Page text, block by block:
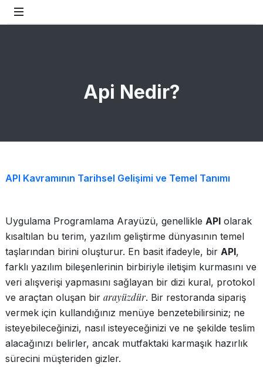
Api Nedir?
API Kavramının Tarihsel Gelişimi ve Temel Tanımı
Uygulama Programlama Arayüzü, genellikle API olarak
kısaltılan bu terim, yazılım geliştirme dünyasının temel
taşlarından birini oluşturur. En basit ifadeyle, bir API,
farklı yazılım bileşenlerinin birbiriyle iletişim kurmasını ve
veri alışverişi yapmasını sağlayan bir dizi kural, protokol
ve araçtan oluşan bir arayüzdür. Bir restoranda sipariş
vermek için kullandığınız menüye benzetebilirsiniz; ne
isteyebileceğinizi, nasıl isteyeceğinizi ve ne şekilde teslim
alacağınızı belirler, ancak mutfaktaki karmaşık hazırlık
sürecini müşteriden gizler.